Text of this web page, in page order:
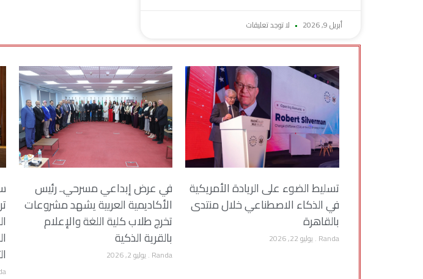
أبريل 9, 2026 لا توجد تعليقات
تسليط الضوء على الريادة الأمريكية
في الذكاء الاصطناعي خلال منتدى
بالقاهرة
Randa يوليو 22, 2026
في عرض إبداعي مسرحي.. رئيس
الأكاديمية العربية يشهد مشروعات
تخرج طلاب كلية اللغة والإعلام
بالقرية الذكية
Randa يوليو 2, 2026